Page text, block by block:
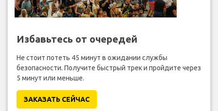
Избавьтесь от очередей
Не стоит потеть 45 минут в ожидании службы
безопасности. Получите быстрый трек и пройдите через
5 минут или меньше.
ЗАКАЗАТЬ СЕЙЧАС